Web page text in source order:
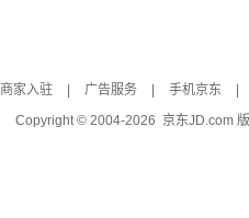
商家入驻 广告服务 手机京东
Copyright © 2004-2026 京东JD.com